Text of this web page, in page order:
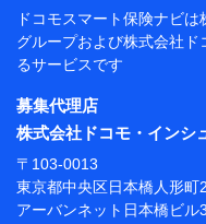
閲覧履歴、購買履歴、
析して、お客さまの趣
品等に関するご提案や
す。）
各種セミナーの開催のた
コンサルティングサービ
アンケートやキャンペー
上記に係る案内・手続
【当該個人データの管
称・住所・代表者名】
ドコモスマート保険ナビは
グループおよび株式会社ド
るサービスです
募集代理店
株式会社ドコモ・インシ
〒103-0013
東京都中央区日本橋人形町
アーバンネット日本橋ビル